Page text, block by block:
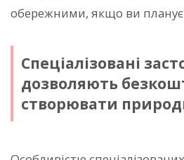
обережними, якщо ви
Спеціалізовані
дозволяють
створювати